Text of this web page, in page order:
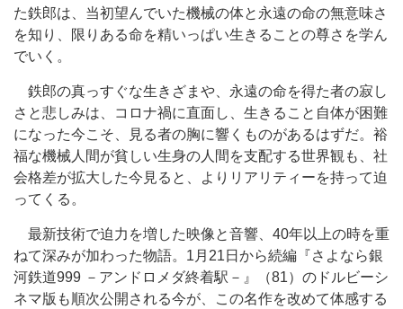
た鉄郎は、当初望んでいた機械の体と永遠の命の無意味さ
を知り、限りある命を精いっぱい生きることの尊さを学ん
でいく。
鉄郎の真っすぐな生きざまや、永遠の命を得た者の寂し
さと悲しみは、コロナ禍に直面し、生きること自体が困難
になった今こそ、見る者の胸に響くものがあるはずだ。裕
福な機械人間が貧しい生身の人間を支配する世界観も、社
会格差が拡大した今見ると、よりリアリティーを持って迫
ってくる。
最新技術で迫力を増した映像と音響、40年以上の時を重
ねて深みが加わった物語。1月21日から続編『さよなら銀
河鉄道999 －アンドロメダ終着駅－』（81）のドルビーシ
ネマ版も順次公開される今が、この名作を改めて体感する